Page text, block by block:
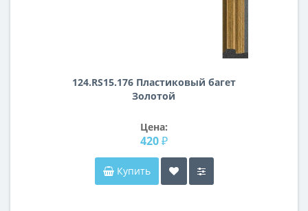
124.RS15.176 Пластиковый багет
Золотой
Цена:
420 ₽
Купить